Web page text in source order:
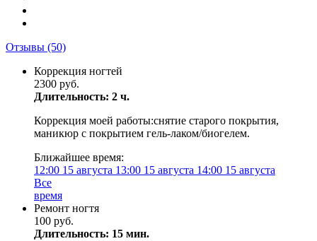
Отзывы (50)
Коррекция ногтей
2300 руб.
Длительность: 2 ч.
Коррекция моей работы:снятие старого покрытия,
маникюр с покрытием гель-лаком/биогелем.
Ближайшее время:
12:00 15 августа 13:00 15 августа 14:00 15 августа
Все
время
Ремонт ногтя
100 руб.
Длительность: 15 мин.